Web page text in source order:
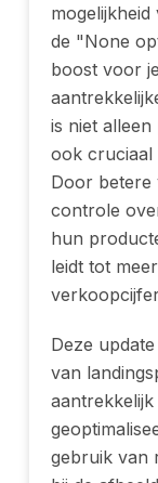
de "None
boost voor je
is niet
ook
Door betere
controle
hun
leidt tot
Deze
van
gebruik van